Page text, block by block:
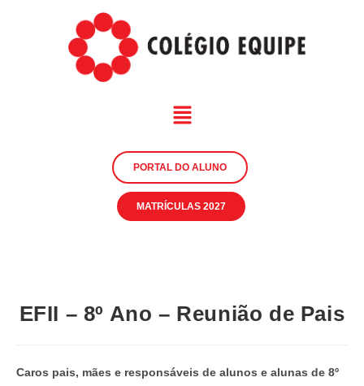
PORTAL DO ALUNO
MATRÍCULAS 2027
EFII – 8º Ano – Reunião de Pais
Caros pais, mães e responsáveis de alunos e alunas de 8º